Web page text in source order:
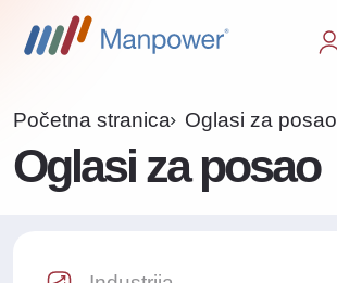
Početna stranica Oglasi za posao
Oglasi za posao
Industry Select